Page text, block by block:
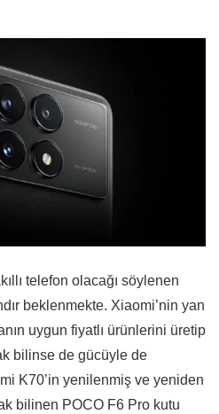
telefon olacağı söylenen
beklenmekte. Xiaomi’nin yan
uygun fiyatlı ürünlerini üretip
bilinse de gücüyle de
K70’in yenilenmiş ve yeniden
bilinen POCO F6 Pro kutu